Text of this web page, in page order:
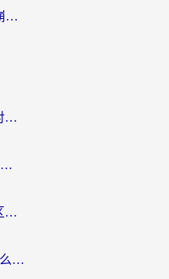
英国崩坏学园2延迟高到心态崩？海外党国服游戏加速终极指南
海外看国内电视剧的app选不对？这份回国加速器避坑指南帮你流畅追剧
喜马拉雅地区限制DNS怎么破？海外党听国内音乐听书的终极解决方案
在海外听喜马拉雅总提示“地区限制”？3步轻松解除+听国内音乐全攻略
在国外登录不了国内小程序怎么办？选对回国加速器，轻松解锁国内资源